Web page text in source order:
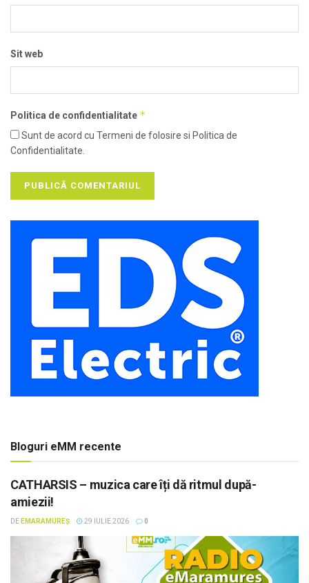
Sit web
Politica de confidentialitate *
Sunt de acord cu Termeni de folosire si Politica de
Confidentialitate.
Bloguri eMM recente
CATHARSIS – muzica care îți dă ritmul după-
amiezii!
DE EMARAMUREȘ 29 IULIE 2026 0